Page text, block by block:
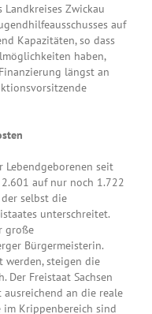
Zwickau
auf
Kapazitäten, so dass
haben,
längst an
Lebendgeborenen seit
auf nur noch 1.722
selbst die
unterschreitet.
große
Bürgermeisterin.
werden, steigen die
Der Freistaat Sachsen
ausreichend an die reale
im Krippenbereich sind